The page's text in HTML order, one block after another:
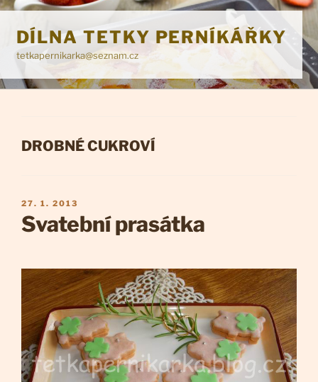
Přejít
obsahu
webu
DÍLNA TETKY PERNÍKÁŘKY
tetkapernikarka@seznam.cz
RUBRIKY
DROBNÉ CUKROVÍ
PUBLIKOVÁNO
27. 1. 2013
Svatební prasátka